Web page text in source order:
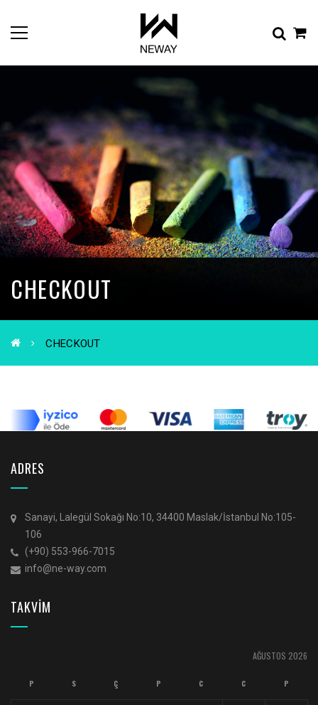
CHECKOUT
CHECKOUT
ADRES
Sanayi, Lalegül Sokağı No:10, 34400 Maslak/İstanbul No:105-
106
(+90) 553-966-7015
info@ne-way.com
TAKVİM
AĞUSTOS 2026
P S Ç P C C P